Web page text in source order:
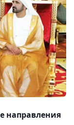
направления